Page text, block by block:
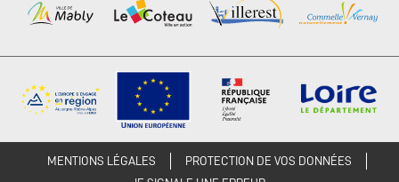
MENTIONS LÉGALES
PROTECTION DE VOS DONNÉES